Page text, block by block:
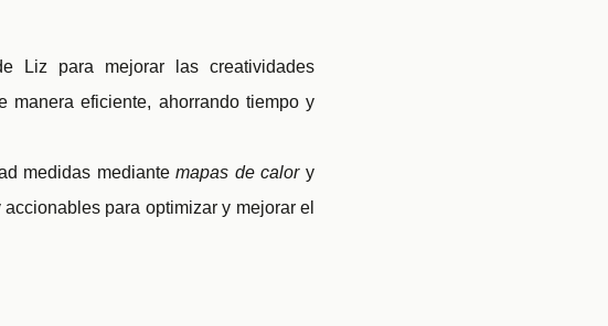
Liz para mejorar las creatividades
manera eficiente, ahorrando tiempo y
medidas mediantemapas de calory
para optimizar y mejorar el